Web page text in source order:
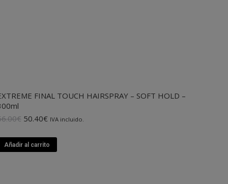
FINAL TOUCH HAIRSPRAY – SOFT HOLD –
€ El
original
era:
50.40€El
actual
es:
IVA incluido.
Añadir al carrito